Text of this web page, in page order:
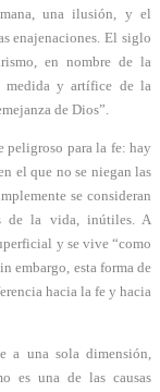
una ilusión, y el
enajenaciones. El siglo
en nombre de la
medida y artífice de la
de Dios”.
peligroso para la fe: hay
el que no se niegan las
se consideran
de la vida, inútiles. A
y se vive “como
embargo, esta forma de
hacia la fe y hacia
a una sola dimensión,
es una de las causas